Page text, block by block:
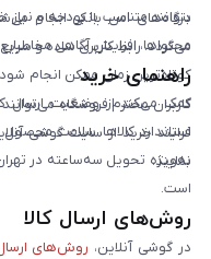
بتوانند متناسب با بودجه و
محتواها، افزایش آگاهی
درگاه‌های امن بانکی انجام
می‌گردد. رابط کاربری ساده و
کوتاه‌ترین زمان ممکن انجام
کمک می‌کند از وضعیت ارسال
استاندارد کالاها، سلامت
به‌ویژه تحویل سه‌ساعته در
است.
راهنمای خرید
کاربران محترم فروشگاه
فرایند خرید از سایت گوشی
نمایند.
روش‌های ارسال کالا
در گوشی آنلاین، روش‌های ارسال